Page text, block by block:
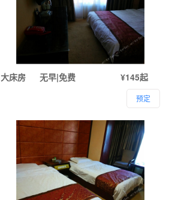
大床房 ¥145起
无早|免费
预定